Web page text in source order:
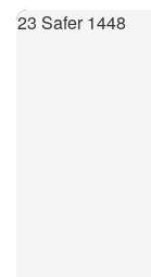
23 Safer 1448